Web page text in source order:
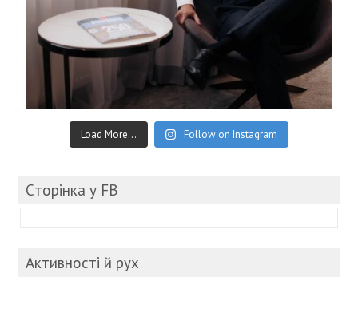
Load More... Follow on Instagram
Cторінка у FB
Активності й рух